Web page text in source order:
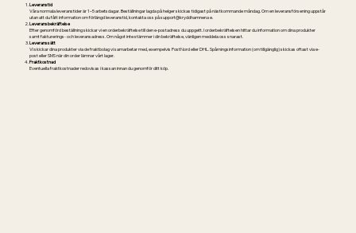
Leveranstid
Våra normala leveranstider är 1–5 arbetsdagar. Beställningar lagda på helger skickas tidigast på nästkommande måndag. Om en leveransförsening uppstår
utan att du fått information om förlängd leveranstid, kontakta oss på support@kryddhamnen.se.
Leveransbekräftelse
Efter genomförd beställning skickar vi en orderbekräftelse till den e-postadress du uppgett. I orderbekräftelsen hittar du information om dina produkter
samt fakturerings- och leveransadress. Om något inte stämmer i din bekräftelse, vänligen meddela oss snarast.
Leveranssätt
Vi skickar dina produkter via de fraktbolag vi samarbetar med, exempelvis PostNord eller DHL. Spårningsinformation (om tillgänglig) skickas oftast via e-
post eller SMS när din order lämnar vårt lager.
Fraktkostnad
Eventuella fraktkostnader redovisas i kassan innan du genomför ditt köp.